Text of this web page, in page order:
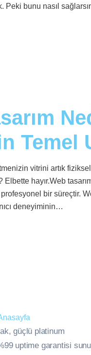
Peki bunu nasıl
Temel
vitrini artık
hayır.Web
bir süreçtir.
deneyiminin…
güçlü platinum
uptime garantisi